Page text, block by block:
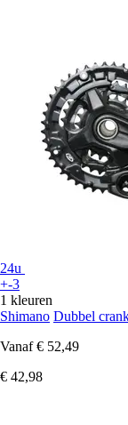
24u
+-3
1 kleuren
Shimano Dubbel
Vanaf € 52,49
€ 42,98